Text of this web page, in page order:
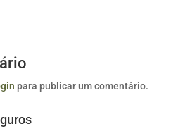
para publicar um comentário.